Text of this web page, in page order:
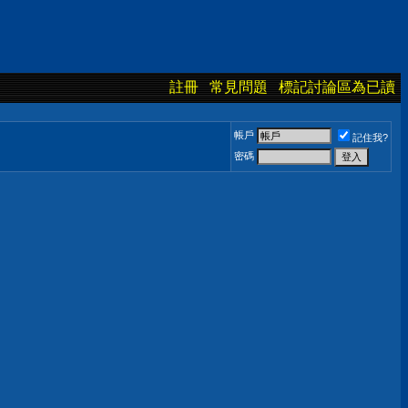
註冊 常見問題 標記討論區為已讀
帳戶
記住我?
密碼